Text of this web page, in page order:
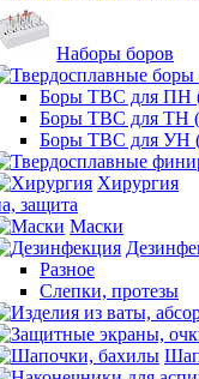
Наборы боров
Боры ТВС для ПН
Боры ТВС для ТН
Боры ТВС для УН
Хирургия
защита
Маски
Разное
Слепки, протезы